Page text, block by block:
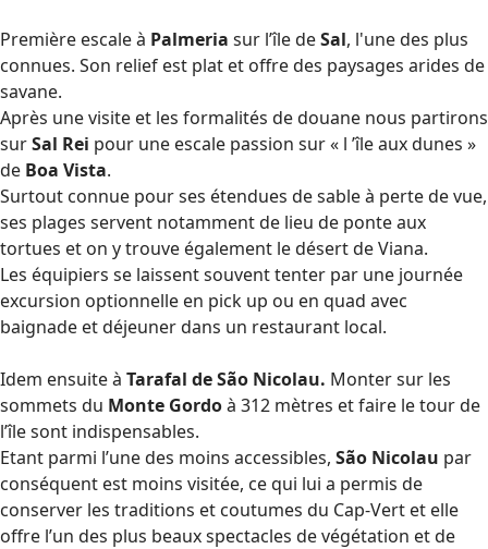
Première escale à Palmeria sur l’île deSal, l'une des plus
connues. Son relief est plat et offre des paysages arides de
savane.
Après une visite et les formalités de douane nous partirons
surSal Rei pour une escale passion sur « l ’île aux dunes »
de Boa Vista.
Surtout connue pour ses étendues de sable à perte de vue,
ses plages servent notamment de lieu de ponte aux
tortues et on y trouve également le désert de Viana.
Les équipiers se laissent souvent tenter par une journée
excursion optionnelle en pick up ou en quad avec
baignade et déjeuner dans un restaurant local.
Idem ensuite à Tarafal de São Nicolau. Monter sur les
sommets du Monte Gordoà 312 mètres et faire le tour de
l’île sont indispensables.
Etant parmi l’une des moins accessibles, São Nicolau par
conséquent est moins visitée, ce qui lui a permis de
conserver les traditions et coutumes du Cap-Vert et elle
offre l’un des plus beaux spectacles de végétation et de